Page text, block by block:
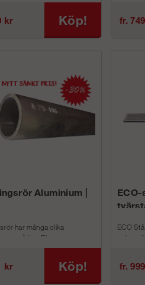
kr Köp!
hö...
fr.
Aluminium |
har många olika
Bl.a. som rent
i de äldre
kr Köp!
ECO
och
För...
fr.